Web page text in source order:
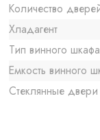
Количество
Хладагент
Тип винного шкафа
Емкость винного
Стеклянные двери